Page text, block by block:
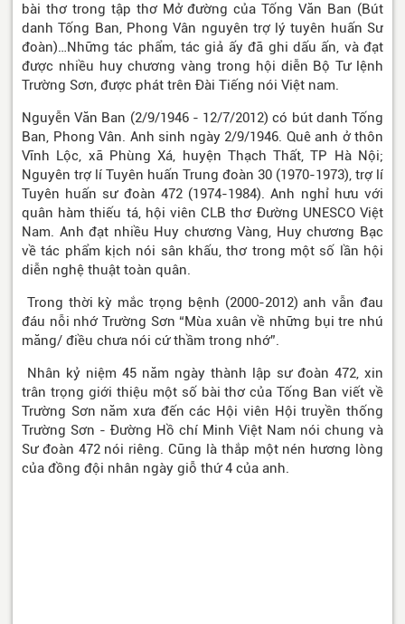
bài thơ trong tập thơ Mở đường của Tống Văn Ban (Bút
danh Tống Ban, Phong Vân nguyên trợ lý tuyên huấn Sư
đoàn)…Những tác phẩm, tác giả ấy đã ghi dấu ấn, và đạt
được nhiều huy chương vàng trong hội diễn Bộ Tư lệnh
Trường Sơn, được phát trên Đài Tiếng nói Việt nam.
Nguyễn Văn Ban (2/9/1946 - 12/7/2012) có bút danh Tống
Ban, Phong Vân. Anh sinh ngày 2/9/1946. Quê anh ở thôn
Vĩnh Lộc, xã Phùng Xá, huyện Thạch Thất, TP Hà Nội;
Nguyên trợ lí Tuyên huấn Trung đoàn 30 (1970-1973), trợ lí
Tuyên huấn sư đoàn 472 (1974-1984). Anh nghỉ hưu với
quân hàm thiếu tá, hội viên CLB thơ Đường UNESCO Việt
Nam. Anh đạt nhiều Huy chương Vàng, Huy chương Bạc
về tác phẩm kịch nói sân khấu, thơ trong một số lần hội
diễn nghệ thuật toàn quân.
Trong thời kỳ mắc trọng bệnh (2000-2012) anh vẫn đau
đáu nỗi nhớ Trường Sơn “Mùa xuân về những bụi tre nhú
măng/ điều chưa nói cứ thầm trong nhớ”.
Nhân kỷ niệm 45 năm ngày thành lập sư đoàn 472, xin
trân trọng giới thiệu một số bài thơ của Tống Ban viết về
Trường Sơn năm xưa đến các Hội viên Hội truyền thống
Trường Sơn - Đường Hồ chí Minh Việt Nam nói chung và
Sư đoàn 472 nói riêng. Cũng là thắp một nén hương lòng
của đồng đội nhân ngày giỗ thứ 4 của anh.